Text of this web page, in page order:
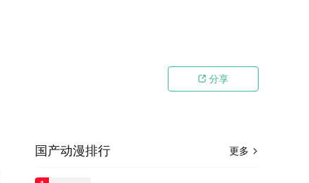
 分享
更多 
国产动漫排行